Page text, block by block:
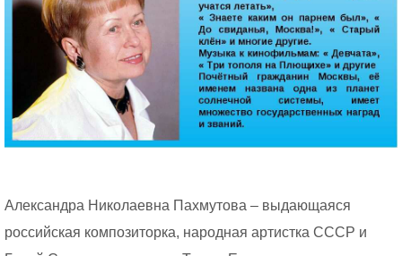
Александра Николаевна Пахмутова – выдающаяся
российская композиторка, народная артистка СССР и